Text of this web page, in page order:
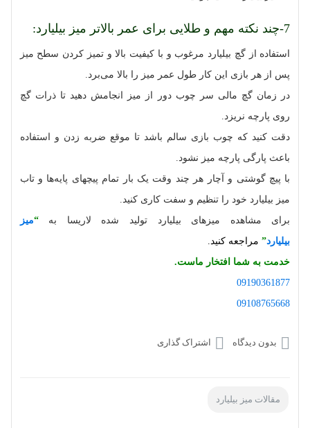
7-چند نکته مهم و طلایی برای عمر بالاتر میز بیلیارد:
استفاده از گچ بیلیارد مرغوب و با کیفیت بالا و تمیز کردن سطح میز
پس از هر بازی این کار طول عمر میز را بالا می‌برد.
در زمان گچ مالی سر چوب دور از میز انجامش دهید تا ذرات گچ
روی پارچه نریزد.
دقت کنید که چوب بازی سالم باشد تا موقع ضربه زدن و استفاده
باعث پارگی پارچه میز نشود.
با پیچ گوشتی و آچار هر چند وقت یک بار تمام پیچهای پایه‌ها و تاب
میز بیلیارد خود را تنظیم و سفت کاری کنید.
برای مشاهده میزهای بیلیارد تولید شده لاریسا به“میز
بیلیارد” مراجعه کنید.
خدمت به شما افتخار ماست.
09190361877
09108765668
بدون دیدگاه اشتراک گذاری
مقالات میز بیلیارد